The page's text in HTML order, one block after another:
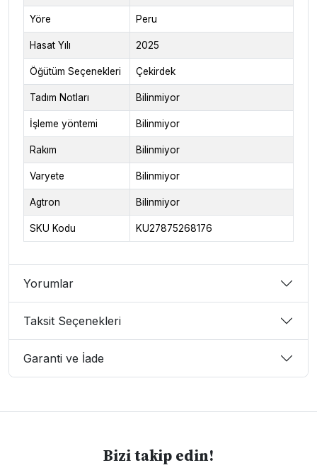
Yöre Peru
Hasat Yılı 2025
Öğütüm Seçenekleri Çekirdek
Tadım Notları Bilinmiyor
İşleme yöntemi Bilinmiyor
Rakım Bilinmiyor
Varyete Bilinmiyor
Agtron Bilinmiyor
SKU Kodu KU27875268176
Yorumlar
Taksit Seçenekleri
Garanti ve İade
Bizi takip edin!